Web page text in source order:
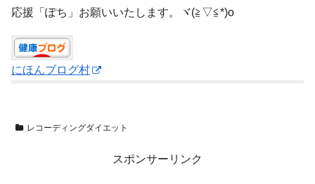
応援「ぽち」お願いいたします。ヾ(≧▽≦*)o
にほんブログ村
レコーディングダイエット
スポンサーリンク